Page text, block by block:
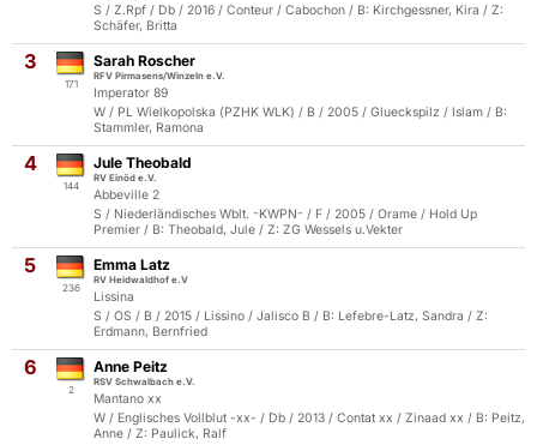
S / Z.Rpf / Db / 2016 / Conteur / Cabochon / B: Kirchgessner, Kira / Z:
Schäfer, Britta
3
171
Sarah Roscher
RFV Pirmasens/Winzeln e.V.
Imperator 89
W / PL Wielkopolska (PZHK WLK) / B / 2005 / Glueckspilz / Islam / B:
Stammler, Ramona
4
144
Jule Theobald
RV Einöd e.V.
Abbeville 2
S / Niederländisches Wblt. -KWPN- / F / 2005 / Orame / Hold Up
Premier / B: Theobald, Jule / Z: ZG Wessels u.Vekter
5
236
Emma Latz
RV Heidwaldhof e.V
Lissina
S / OS / B / 2015 / Lissino / Jalisco B / B: Lefebre-Latz, Sandra / Z:
Erdmann, Bernfried
6
2
Anne Peitz
RSV Schwalbach e.V.
Mantano xx
W / Englisches Vollblut -xx- / Db / 2013 / Contat xx / Zinaad xx / B: Peitz,
Anne / Z: Paulick, Ralf